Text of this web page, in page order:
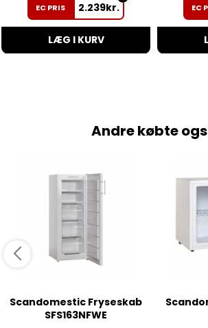
EC PRIS 2.239kr.
LÆG I KURV
EC
Andre købte
Scandomestic Fryseskab
SFS163NFWE